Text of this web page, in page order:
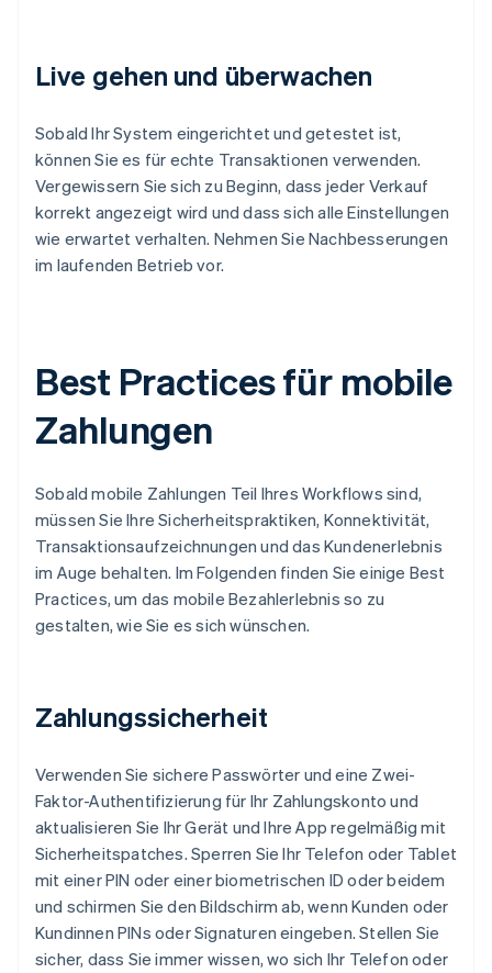
Live gehen und überwachen
Sobald Ihr System eingerichtet und getestet ist,
können Sie es für echte Transaktionen verwenden.
Vergewissern Sie sich zu Beginn, dass jeder Verkauf
korrekt angezeigt wird und dass sich alle Einstellungen
wie erwartet verhalten. Nehmen Sie Nachbesserungen
im laufenden Betrieb vor.
Best Practices für mobile
Zahlungen
Sobald mobile Zahlungen Teil Ihres Workflows sind,
müssen Sie Ihre Sicherheitspraktiken, Konnektivität,
Transaktionsaufzeichnungen und das Kundenerlebnis
im Auge behalten. Im Folgenden finden Sie einige Best
Practices, um das mobile Bezahlerlebnis so zu
gestalten, wie Sie es sich wünschen.
Zahlungssicherheit
Verwenden Sie sichere Passwörter und eine Zwei-
Faktor-Authentifizierung für Ihr Zahlungskonto und
aktualisieren Sie Ihr Gerät und Ihre App regelmäßig mit
Sicherheitspatches. Sperren Sie Ihr Telefon oder Tablet
mit einer PIN oder einer biometrischen ID oder beidem
und schirmen Sie den Bildschirm ab, wenn Kunden oder
Kundinnen PINs oder Signaturen eingeben. Stellen Sie
sicher, dass Sie immer wissen, wo sich Ihr Telefon oder